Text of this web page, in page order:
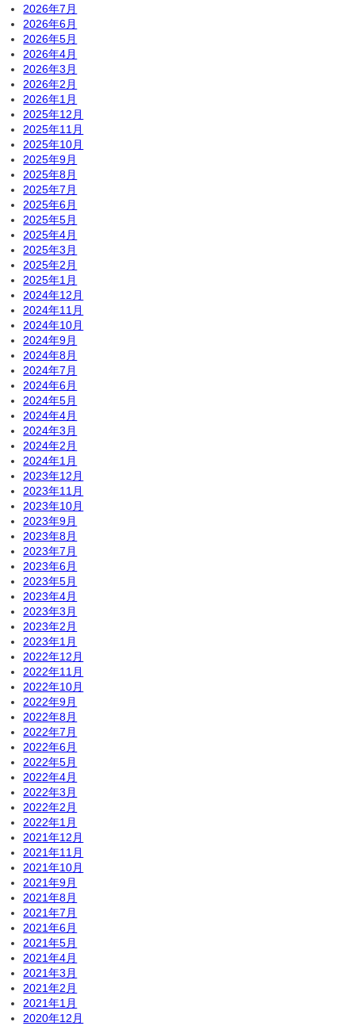
2026年7月
2026年6月
2026年5月
2026年4月
2026年3月
2026年2月
2026年1月
2025年12月
2025年11月
2025年10月
2025年9月
2025年8月
2025年7月
2025年6月
2025年5月
2025年4月
2025年3月
2025年2月
2025年1月
2024年12月
2024年11月
2024年10月
2024年9月
2024年8月
2024年7月
2024年6月
2024年5月
2024年4月
2024年3月
2024年2月
2024年1月
2023年12月
2023年11月
2023年10月
2023年9月
2023年8月
2023年7月
2023年6月
2023年5月
2023年4月
2023年3月
2023年2月
2023年1月
2022年12月
2022年11月
2022年10月
2022年9月
2022年8月
2022年7月
2022年6月
2022年5月
2022年4月
2022年3月
2022年2月
2022年1月
2021年12月
2021年11月
2021年10月
2021年9月
2021年8月
2021年7月
2021年6月
2021年5月
2021年4月
2021年3月
2021年2月
2021年1月
2020年12月